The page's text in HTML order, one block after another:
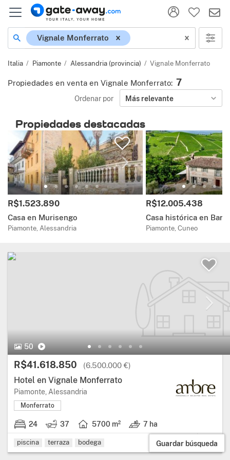
Ubicación
Vignale Monferrato
Italia Piamonte Alessandria (provincia) Vignale Monferrato
Propiedades en venta en Vignale Monferrato: 7
Ordenar por Más relevante
Propiedades destacadas
Precio:
R$1.523.890
Casa en Murisengo
Piamonte, Alessandria
Precio:
R$12.005.438
Casa histórica en
Piamonte, Cuneo
50
50 Fotos.Vídeo
Precio:
R$41.618.850 (6.500.000 €)
Hotel en Vignale Monferrato
Piamonte, Alessandria Región: Piamonte, provincia: Alessandria.
Monferrato
24
24 habitaciones.
37
37 baños. 5700 m²
Superficie útil: 5700 metros cuadrados.
7 ha
Terreno: 7 ha.
piscina terraza bodega Guardar búsqueda